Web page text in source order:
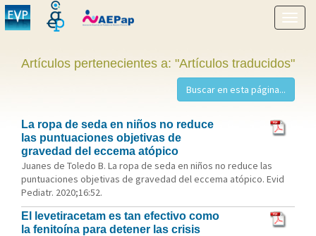
menú
Artículos pertenecientes a: "Artículos traducidos"
La ropa de seda en niños no reduce
las puntuaciones objetivas de
gravedad del eccema atópico
Juanes de Toledo B. La ropa de seda en niños no reduce las
puntuaciones objetivas de gravedad del eccema atópico. Evid
Pediatr. 2020;16:52.
El levetiracetam es tan efectivo como
la fenitoína para detener las crisis